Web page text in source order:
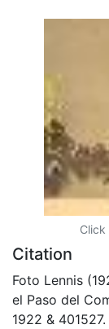
Citation
Foto Lennis
el Paso del
1922 &